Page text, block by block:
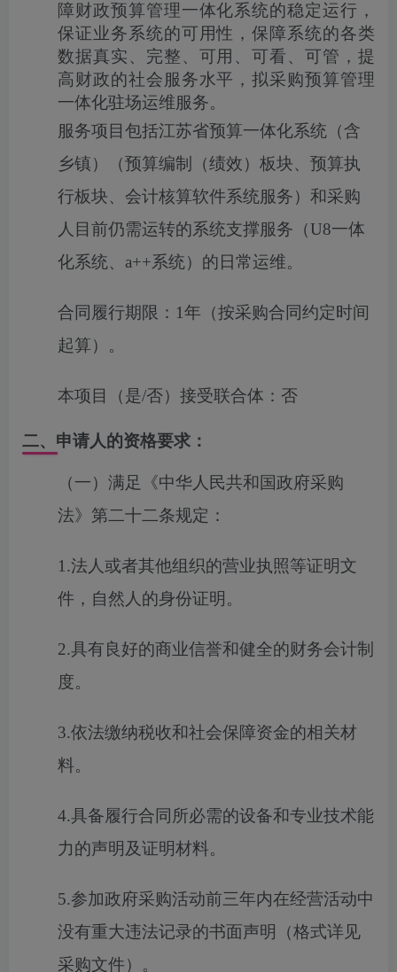
障财政预算管理一体化系统的稳定运行，
保证业务系统的可用性，保障系统的各类
数据真实、完整、可用、可看、可管，提
高财政的社会服务水平，拟采购预算管理
一体化驻场运维服务。
服务项目包括江苏省预算一体化系统（含
乡镇）（预算编制（绩效）板块、预算执
行板块、会计核算软件系统服务）和采购
人目前仍需运转的系统支撑服务（U8一体
化系统、 a++系统）的日常运维。
合同履行期限： 1年（按采购合同约定时间
起算）。
本项目（是/否）接受联合体： 否
二、申请人的资格要求：
（一）满足《中华人民共和国政府采购
法》第二十二条规定：
1.法人或者其他组织的营业执照等证明文
件，自然人的身份证明。
2.具有良好的商业信誉和健全的财务会计制
度。
3.依法缴纳税收和社会保障资金的相关材
料。
4.具备履行合同所必需的设备和专业技术能
力的声明及证明材料。
5.参加政府采购活动前三年内在经营活动中
没有重大违法记录的书面声明（格式详见
采购文件）。